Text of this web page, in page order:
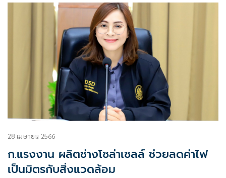
28 เมษายน 2566
ก.แรงงาน ผลิตช่างโซล่าเซลล์ ช่วยลดค่าไฟ
เป็นมิตรกับสิ่งแวดล้อม